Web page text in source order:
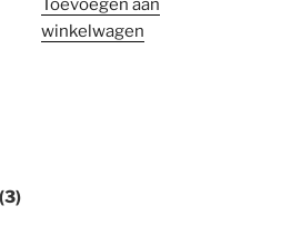
Toevoegen aan
winkelwagen
(3)